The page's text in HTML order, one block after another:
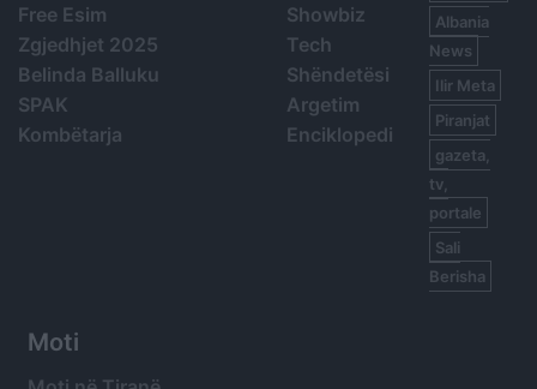
Free Esim
Zgjedhjet 2025
Belinda Balluku
SPAK
Kombëtarja
Showbiz
Tech
Shëndetësi
Argetim
Enciklopedi
Albania
News
Ilir Meta
Piranjat
gazeta,
tv,
portale
Sali
Berisha
Moti